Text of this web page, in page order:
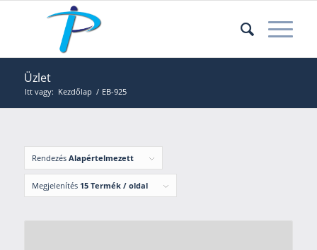
Üzlet
Itt vagy: Kezdőlap / EB-925
Rendezés Alapértelmezett
Megjelenítés 15 Termék / oldal